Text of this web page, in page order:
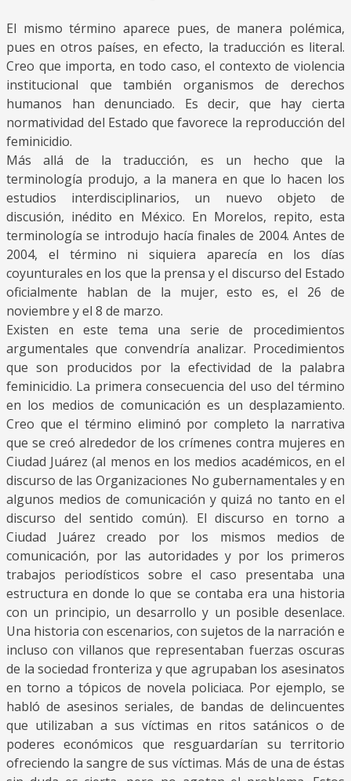
El mismo término aparece pues, de manera polémica,
pues en otros países, en efecto, la traducción es literal.
Creo que importa, en todo caso, el contexto de violencia
institucional que también organismos de derechos
humanos han denunciado. Es decir, que hay cierta
normatividad del Estado que favorece la reproducción del
feminicidio.
Más allá de la traducción, es un hecho que la
terminología produjo, a la manera en que lo hacen los
estudios interdisciplinarios, un nuevo objeto de
discusión, inédito en México. En Morelos, repito, esta
terminología se introdujo hacía finales de 2004. Antes de
2004, el término ni siquiera aparecía en los días
coyunturales en los que la prensa y el discurso del Estado
oficialmente hablan de la mujer, esto es, el 26 de
noviembre y el 8 de marzo.
Existen en este tema una serie de procedimientos
argumentales que convendría analizar. Procedimientos
que son producidos por la efectividad de la palabra
feminicidio. La primera consecuencia del uso del término
en los medios de comunicación es un desplazamiento.
Creo que el término eliminó por completo la narrativa
que se creó alrededor de los crímenes contra mujeres en
Ciudad Juárez (al menos en los medios académicos, en el
discurso de las Organizaciones No gubernamentales y en
algunos medios de comunicación y quizá no tanto en el
discurso del sentido común). El discurso en torno a
Ciudad Juárez creado por los mismos medios de
comunicación, por las autoridades y por los primeros
trabajos periodísticos sobre el caso presentaba una
estructura en donde lo que se contaba era una historia
con un principio, un desarrollo y un posible desenlace.
Una historia con escenarios, con sujetos de la narración e
incluso con villanos que representaban fuerzas oscuras
de la sociedad fronteriza y que agrupaban los asesinatos
en torno a tópicos de novela policiaca. Por ejemplo, se
habló de asesinos seriales, de bandas de delincuentes
que utilizaban a sus víctimas en ritos satánicos o de
poderes económicos que resguardarían su territorio
ofreciendo la sangre de sus víctimas. Más de una de éstas